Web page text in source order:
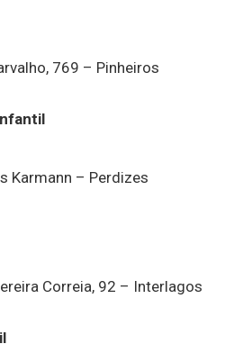
769 – Pinheiros
Karmann – Perdizes
Correia, 92 – Interlagos